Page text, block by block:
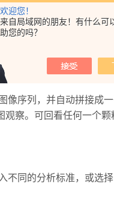
欢迎您！
来自局域网的朋友！有什么可
助您的吗？
等功能；
列，并自动拼接成一
察。可回看任何一个颗
同的分析标准，或选